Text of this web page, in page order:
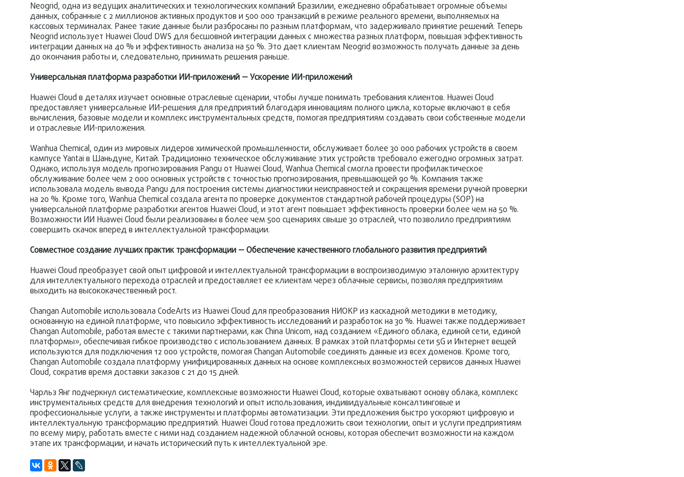
Neogrid, одна из ведущих аналитических и технологических компаний Бразилии, ежедневно обрабатывает огромные объемы
данных, собранные с 2 миллионов активных продуктов и 500 000 транзакций в режиме реального времени, выполняемых на
кассовых терминалах. Ранее такие данные были разбросаны по разным платформам, что задерживало принятие решений. Теперь
Neogrid использует Huawei Cloud DWS для бесшовной интеграции данных с множества разных платформ, повышая эффективность
интеграции данных на 40 % и эффективность анализа на 50 %. Это дает клиентам Neogrid возможность получать данные за день
до окончания работы и, следовательно, принимать решения раньше.
Универсальная платформа разработки ИИ-приложений — Ускорение ИИ-приложений
Huawei Cloud в деталях изучает основные отраслевые сценарии, чтобы лучше понимать требования клиентов. Huawei Cloud
предоставляет универсальные ИИ-решения для предприятий благодаря инновациям полного цикла, которые включают в себя
вычисления, базовые модели и комплекс инструментальных средств, помогая предприятиям создавать свои собственные модели
и отраслевые ИИ-приложения.
Wanhua Chemical, один из мировых лидеров химической промышленности, обслуживает более 30 000 рабочих устройств в своем
кампусе Yantai в Шаньдуне, Китай. Традиционно техническое обслуживание этих устройств требовало ежегодно огромных затрат.
Однако, используя модель прогнозирования Pangu от Huawei Cloud, Wanhua Chemical смогла провести профилактическое
обслуживание более чем 2 000 основных устройств с точностью прогнозирования, превышающей 90 %. Компания также
использовала модель вывода Pangu для построения системы диагностики неисправностей и сокращения времени ручной проверки
на 20 %. Кроме того, Wanhua Chemical создала агента по проверке документов стандартной рабочей процедуры (SOP) на
универсальной платформе разработки агентов Huawei Cloud, и этот агент повышает эффективность проверки более чем на 50 %.
Возможности ИИ Huawei Cloud были реализованы в более чем 500 сценариях свыше 30 отраслей, что позволило предприятиям
совершить скачок вперед в интеллектуальной трансформации.
Совместное создание лучших практик трансформации — Обеспечение качественного глобального развития предприятий
Huawei Cloud преобразует свой опыт цифровой и интеллектуальной трансформации в воспроизводимую эталонную архитектуру
для интеллектуального перехода отраслей и предоставляет ее клиентам через облачные сервисы, позволяя предприятиям
выходить на высококачественный рост.
Changan Automobile использовала CodeArts из Huawei Cloud для преобразования НИОКР из каскадной методики в методику,
основанную на единой платформе, что повысило эффективность исследований и разработок на 30 %. Huawei также поддерживает
Changan Automobile, работая вместе с такими партнерами, как China Unicom, над созданием «Единого облака, единой сети, единой
платформы», обеспечивая гибкое производство с использованием данных. В рамках этой платформы сети 5G и Интернет вещей
используются для подключения 12 000 устройств, помогая Changan Automobile соединять данные из всех доменов. Кроме того,
Changan Automobile создала платформу унифицированных данных на основе комплексных возможностей сервисов данных Huawei
Cloud, сократив время доставки заказов с 21 до 15 дней.
Чарльз Янг подчеркнул систематические, комплексные возможности Huawei Cloud, которые охватывают основу облака, комплекс
инструментальных средств для внедрения технологий и опыт использования, индивидуальные консалтинговые и
профессиональные услуги, а также инструменты и платформы автоматизации. Эти предложения быстро ускоряют цифровую и
интеллектуальную трансформацию предприятий. Huawei Cloud готова предложить свои технологии, опыт и услуги предприятиям
по всему миру, работать вместе с ними над созданием надежной облачной основы, которая обеспечит возможности на каждом
этапе их трансформации, и начать исторический путь к интеллектуальной эре.